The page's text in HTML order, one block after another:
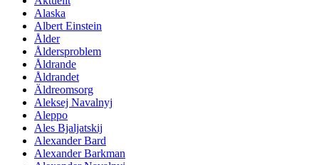
Alaska
Albert Einstein
Ålder
Åldersproblem
Åldrande
Åldrandet
Äldreomsorg
Aleksej Navalnyj
Aleppo
Ales Bjaljatskij
Alexander Bard
Alexander Barkman